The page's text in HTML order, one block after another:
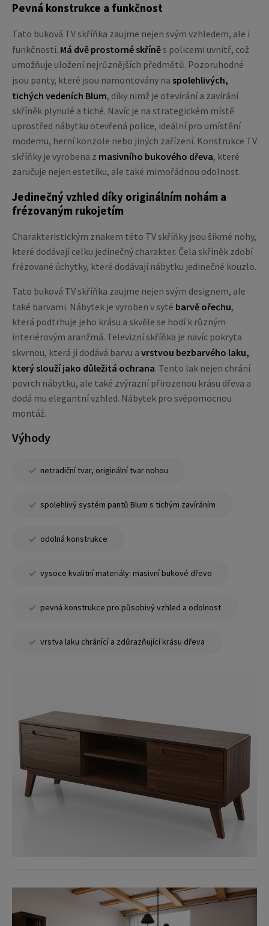
Pevná konstrukce a funkčnost
Tato buková TV skříňka zaujme nejen svým vzhledem, ale i
funkčností. Má dvě prostorné skříněs policemi uvnitř, což
umožňuje uložení nejrůznějších předmětů. Pozoruhodné
jsou panty, které jsou namontovány na spolehlivých,
tichých vedeních Blum, díky nimž je otevírání a zavírání
skříněk plynulé a tiché. Navíc je na strategickém místě
uprostřed nábytku otevřená police, ideální pro umístění
modemu, herní konzole nebo jiných zařízení. Konstrukce TV
skříňky je vyrobena z masivního bukového dřeva, které
zaručuje nejen estetiku, ale také mimořádnou odolnost.
Jedinečný vzhled díky originálním nohám a
frézovaným rukojetím
Charakteristickým znakem této TV skříňky jsou šikmé nohy,
které dodávají celku jedinečný charakter. Čela skříněk zdobí
frézované úchytky, které dodávají nábytku jedinečné kouzlo.
Tato buková TV skříňka zaujme nejen svým designem, ale
také barvami. Nábytek je vyroben v syté barvě ořechu,
která podtrhuje jeho krásu a skvěle se hodí k různým
interiérovým aranžmá. Televizní skříňka je navíc pokryta
skvrnou, která jí dodává barvu a vrstvou bezbarvého laku,
který slouží jako důležitá ochrana. Tento lak nejen chrání
povrch nábytku, ale také zvýrazní přirozenou krásu dřeva a
dodá mu elegantní vzhled. Nábytek pro svépomocnou
montáž.
Výhody
netradiční tvar, originální tvar nohou
spolehlivý systém pantů Blum s tichým zavíráním
odolná konstrukce
vysoce kvalitní materiály: masivní bukové dřevo
pevná konstrukce pro působivý vzhled a odolnost
vrstva laku chránící a zdůrazňující krásu dřeva